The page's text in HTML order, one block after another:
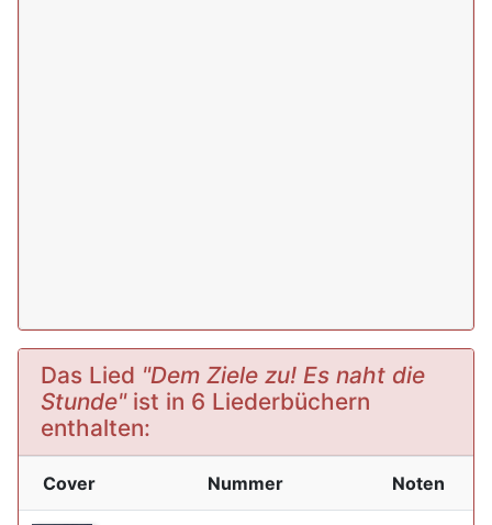
Das Lied "Dem Ziele zu! Es naht die
Stunde"ist in 6 Liederbüchern
enthalten:
Cover Nummer Noten